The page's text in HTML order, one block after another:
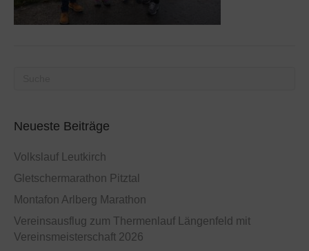
Neueste Beiträge
Volkslauf Leutkirch
Gletschermarathon Pitztal
Montafon Arlberg Marathon
Vereinsausflug zum Thermenlauf Längenfeld mit
Vereinsmeisterschaft 2026